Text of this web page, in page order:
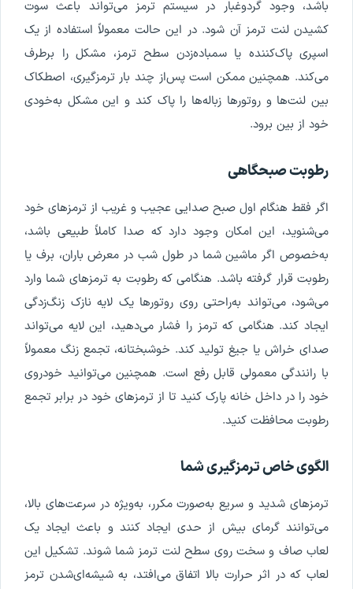
باشد، وجود گردوغبار در سیستم ترمز می‌تواند باعث سوت
کشیدن لنت ترمز آن شود. در این حالت معمولاً استفاده از یک
اسپری پاک‌کننده یا سمباده‌زدن سطح ترمز، مشکل را برطرف
می‌کند. همچنین ممکن است پس‌از چند بار ترمزگیری، اصطکاک
بین لنت‌ها و روتورها زباله‌ها را پاک کند و این مشکل به‌خودی
خود از بین برود.
رطوبت صبحگاهی
اگر فقط هنگام اول صبح صدایی عجیب و غریب از ترمزهای خود
می‌شنوید، این امکان وجود دارد که صدا کاملاً طبیعی باشد،
به‌خصوص اگر ماشین شما در طول شب در معرض باران، برف یا
رطوبت قرار گرفته باشد. هنگامی که رطوبت به ترمزهای شما وارد
می‌شود، می‌تواند به‌راحتی روی روتورها یک لایه نازک زنگ‌زدگی
ایجاد کند. هنگامی که ترمز را فشار می‌دهید، این لایه می‌تواند
صدای خراش یا جیغ تولید کند. خوشبختانه، تجمع زنگ معمولاً
با رانندگی معمولی قابل رفع است. همچنین می‌توانید خودروی
خود را در داخل خانه پارک کنید تا از ترمزهای خود در برابر تجمع
رطوبت محافظت کنید.
الگوی خاص ترمزگیری شما
ترمزهای شدید و سریع به‌صورت مکرر، به‌ویژه در سرعت‌های بالا،
می‌توانند گرمای بیش از حدی ایجاد کنند و باعث ایجاد یک
لعاب صاف و سخت روی سطح لنت ترمز شما شوند. تشکیل این
لعاب که در اثر حرارت بالا اتفاق می‌افتد، به شیشه‌ای‌شدن ترمز